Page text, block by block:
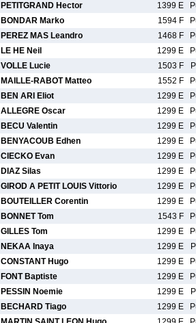
PETITGRAND Hector 1399 E
BONDAR Marko 1594 F
PEREZ MAS Leandro 1468 F
LE HE Neil 1299 E
VOLLE Lucie 1503 F
MAILLE-RABOT Matteo 1552 F
BEN ARI Eliot 1299 E
ALLEGRE Oscar 1299 E
BECU Valentin 1299 E
BENYACOUB Edhen 1299 E
CIECKO Evan 1299 E
DIAZ Silas 1299 E
GIROD A PETIT LOUIS Vittorio 1299 E
BOUTEILLER Corentin 1299 E
BONNET Tom 1543 F
GILLES Tom 1299 E
NEKAA Inaya 1299 E
CONSTANT Hugo 1299 E
FONT Baptiste 1299 E
PESSIN Noemie 1299 E
BECHARD Tiago 1299 E